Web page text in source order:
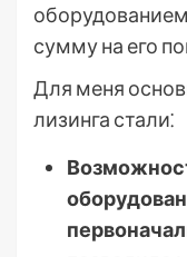
сумму на его
Для меня
лизинга стали⁚